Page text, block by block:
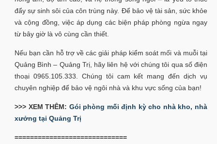
đẩy sự sinh sôi của côn trùng này. Để bảo vệ tài sản, sức khỏe
và cộng đồng, việc áp dụng các biện pháp phòng ngừa ngay
từ bây giờ là vô cùng cần thiết.
Nếu bạn cần hỗ trợ về các giải pháp kiểm soát mối và muỗi tại
Quảng Bình – Quảng Trị, hãy liên hệ với chúng tôi qua số điện
thoại 0965.105.333. Chúng tôi cam kết mang đến dịch vụ
chuyên nghiệp để bảo vệ ngôi nhà và khu vực sống của bạn!
>>> XEM THÊM: Gói phòng mối định kỳ cho nhà kho, nhà
xưởng tại Quảng Trị
=============================